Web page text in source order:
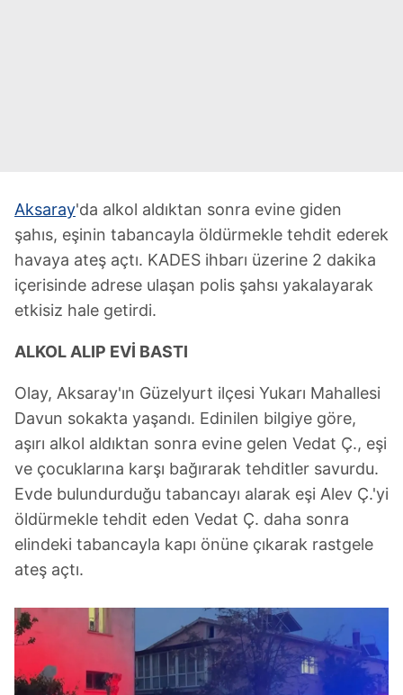
Aksaray'da alkol aldıktan sonra evine giden
şahıs, eşinin tabancayla öldürmekle tehdit ederek
havaya ateş açtı. KADES ihbarı üzerine 2 dakika
içerisinde adrese ulaşan polis şahsı yakalayarak
etkisiz hale getirdi.
ALKOL ALIP EVİ BASTI
Olay, Aksaray'ın Güzelyurt ilçesi Yukarı Mahallesi
Davun sokakta yaşandı. Edinilen bilgiye göre,
aşırı alkol aldıktan sonra evine gelen Vedat Ç., eşi
ve çocuklarına karşı bağırarak tehditler savurdu.
Evde bulundurduğu tabancayı alarak eşi Alev Ç.'yi
öldürmekle tehdit eden Vedat Ç. daha sonra
elindeki tabancayla kapı önüne çıkarak rastgele
ateş açtı.